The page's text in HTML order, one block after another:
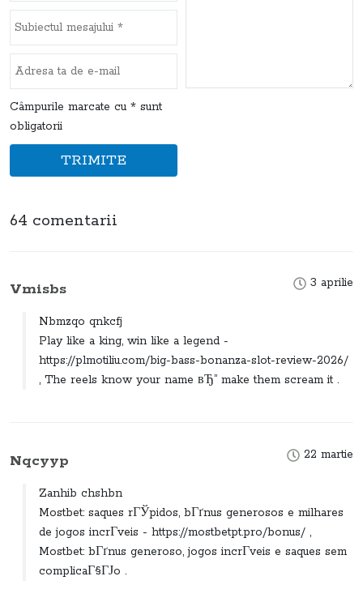
Câmpurile marcate cu * sunt
obligatorii
TRIMITE
64 comentarii
3 aprilie
Vmisbs
Nbmzqo qnkcfj
Play like a king, win like a legend -
https://plmotiliu.com/big-bass-bonanza-slot-review-2026/
, The reels know your name вЂ” make them scream it .
22 martie
Nqcyyp
Zanhib chshbn
Mostbet: saques rГЎpidos, bГґnus generosos e milhares
de jogos incrГ­veis - https://mostbetpt.pro/bonus/ ,
Mostbet: bГґnus generoso, jogos incrГ­veis e saques sem
complicaГ§ГЈo .